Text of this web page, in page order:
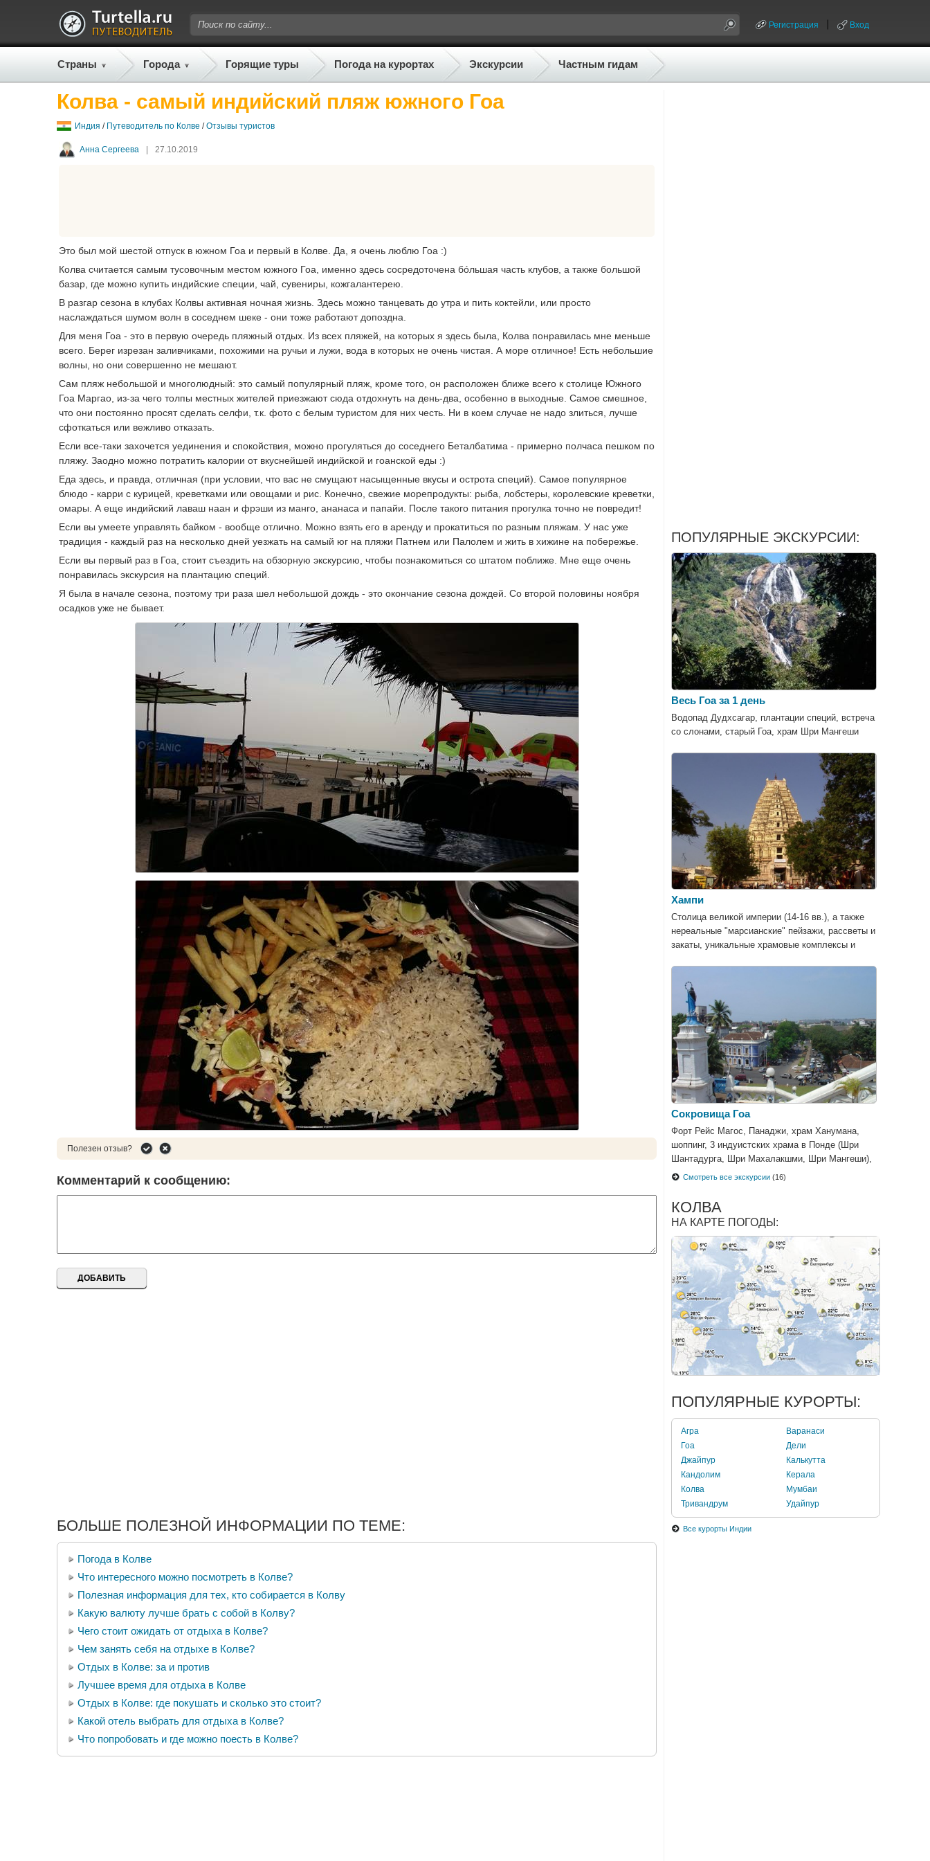
Регистрация Вход
Страны Города Горящие туры Погода на курортах Экскурсии Частным гидам
Колва - самый индийский пляж южного Гоа
Индия / Путеводитель по Колве /Отзывы туристов
Анна Сергеева | 27.10.2019
Это был мой шестой отпуск в южном Гоа и первый в Колве. Да, я очень люблю Гоа :)
Колва считается самым тусовочным местом южного Гоа, именно здесь сосредоточена бóльшая часть клубов, а также большой
базар, где можно купить индийские специи, чай, сувениры, кожгалантерею.
В разгар сезона в клубах Колвы активная ночная жизнь. Здесь можно танцевать до утра и пить коктейли, или просто
наслаждаться шумом волн в соседнем шеке - они тоже работают допоздна.
Для меня Гоа - это в первую очередь пляжный отдых. Из всех пляжей, на которых я здесь была, Колва понравилась мне меньше
всего. Берег изрезан заливчиками, похожими на ручьи и лужи, вода в которых не очень чистая. А море отличное! Есть небольшие
волны, но они совершенно не мешают.
Сам пляж небольшой и многолюдный: это самый популярный пляж, кроме того, он расположен ближе всего к столице Южного
Гоа Маргао, из-за чего толпы местных жителей приезжают сюда отдохнуть на день-два, особенно в выходные. Самое смешное,
что они постоянно просят сделать селфи, т.к. фото с белым туристом для них честь. Ни в коем случае не надо злиться, лучше
сфоткаться или вежливо отказать.
Если все-таки захочется уединения и спокойствия, можно прогуляться до соседнего Беталбатима - примерно полчаса пешком по
пляжу. Заодно можно потратить калории от вкуснейшей индийской и гоанской еды :)
Еда здесь, и правда, отличная (при условии, что вас не смущают насыщенные вкусы и острота специй). Самое популярное
блюдо - карри с курицей, креветками или овощами и рис. Конечно, свежие морепродукты: рыба, лобстеры, королевские креветки,
омары. А еще индийский лаваш наан и фрэши из манго, ананаса и папайи. После такого питания прогулка точно не повредит!
Если вы умеете управлять байком - вообще отлично. Можно взять его в аренду и прокатиться по разным пляжам. У нас уже
традиция - каждый раз на несколько дней уезжать на самый юг на пляжи Патнем или Палолем и жить в хижине на побережье.
Если вы первый раз в Гоа, стоит съездить на обзорную экскурсию, чтобы познакомиться со штатом поближе. Мне еще очень
понравилась экскурсия на плантацию специй.
Я была в начале сезона, поэтому три раза шел небольшой дождь - это окончание сезона дождей. Со второй половины ноября
осадков уже не бывает.
Полезен отзыв?
Комментарий к сообщению:
БОЛЬШЕ ПОЛЕЗНОЙ ИНФОРМАЦИИ ПО ТЕМЕ:
Погода в Колве
Что интересного можно посмотреть в Колве?
Полезная информация для тех, кто собирается в Колву
Какую валюту лучше брать с собой в Колву?
Чего стоит ожидать от отдыха в Колве?
Чем занять себя на отдыхе в Колве?
Отдых в Колве: за и против
Лучшее время для отдыха в Колве
Отдых в Колве: где покушать и сколько это стоит?
Какой отель выбрать для отдыха в Колве?
Что попробовать и где можно поесть в Колве?
ПОПУЛЯРНЫЕ ЭКСКУРСИИ:
Весь Гоа за 1 день
Водопад Дудхсагар, плантации специй, встреча
со слонами, старый Гоа, храм Шри Мангеши
Хампи
Столица великой империи (14-16 вв.), а также
нереальные "марсианские" пейзажи, рассветы и
закаты, уникальные храмовые комплексы и
Сокровища Гоа
Форт Рейс Магос, Панаджи, храм Ханумана,
шоппинг, 3 индуистских храма в Понде (Шри
Шантадурга, Шри Махалакшми, Шри Мангеши),
круиз по реке Мандови
Смотреть все экскурсии (16)
КОЛВА
НА КАРТЕ ПОГОДЫ:
ПОПУЛЯРНЫЕ КУРОРТЫ:
Агра
Варанаси
Гоа
Дели
Джайпур
Калькутта
Кандолим
Керала
Колва
Мумбаи
Тривандрум
Удайпур
Все курорты Индии